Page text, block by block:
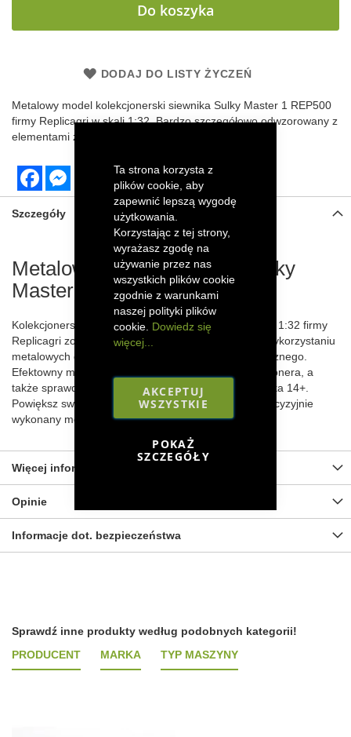
Ta strona korzysta z
plików cookie, aby
zapewnić lepszą wygodę
użytkowania.
Korzystając z tej strony,
wyrażasz zgodę na
używanie przez nas
wszystkich plików cookie
zgodnie z warunkami
naszej polityki plików
cookie. Dowiedz się
więcej...
AKCEPTUJ
WSZYSTKIE
POKAŻ
SZCZEGÓŁY
Do koszyka
DODAJ DO LISTY ŻYCZEŃ
Metalowy model kolekcjonerski siewnika Sulky Master 1 REP500
firmy Replicagriw skali 1:32. Bardzo szczegółowo odwzorowany z
elementami z tworzywa sztucznego.
FacebookMessenger
Szczegóły
Metalowy model siewnika Sulky
Master 1
Kolekcjonerski model siewnika Sulky Master 1 w skali 1:32 firmy
Replicagri został szczegółowo odwzorowany dzięki wykorzystaniu
metalowych części oraz elementów z tworzywa sztucznego.
Efektowny model siewnika zachwyci każdego kolekcjonera, a
także sprawdzi się jako zabawka dla starszego dziecka 14+.
Powiększ swoją kolekcję sprzętu rolniczego o ten precyzyjnie
wykonany model!
Więcej informacji
Opinie
Informacje dot. bezpieczeństwa
Sprawdź inne produkty według podobnych kategorii!
PRODUCENT
MARKA TYP MASZYNY